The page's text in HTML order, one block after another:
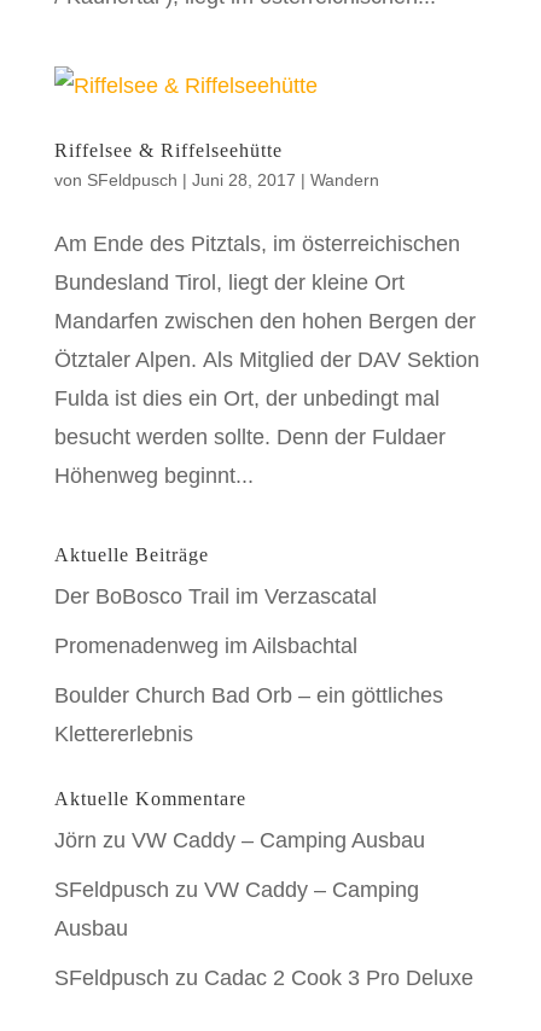
Riffelsee & Riffelseehütte
von SFeldpusch | Juni 28, 2017 | Wandern
Am Ende des Pitztals, im österreichischen
Bundesland Tirol, liegt der kleine Ort
Mandarfen zwischen den hohen Bergen der
Ötztaler Alpen. Als Mitglied der DAV Sektion
Fulda ist dies ein Ort, der unbedingt mal
besucht werden sollte. Denn der Fuldaer
Höhenweg beginnt...
Aktuelle Beiträge
Der BoBosco Trail im Verzascatal
Promenadenweg im Ailsbachtal
Boulder Church Bad Orb – ein göttliches
Klettererlebnis
Aktuelle Kommentare
Jörn zu VW Caddy – Camping Ausbau
SFeldpusch zu VW Caddy – Camping
Ausbau
SFeldpusch zu Cadac 2 Cook 3 Pro Deluxe